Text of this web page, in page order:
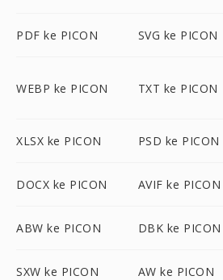
PDF ke PICON SVG ke PICON
WEBP ke PICON TXT ke PICON
XLSX ke PICON PSD ke PICON
DOCX ke PICON AVIF ke PICON
ABW ke PICON DBK ke PICON
SXW ke PICON AW ke PICON